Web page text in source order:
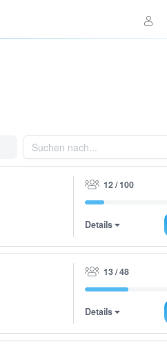
12 / 100
Details
13 / 48
Details